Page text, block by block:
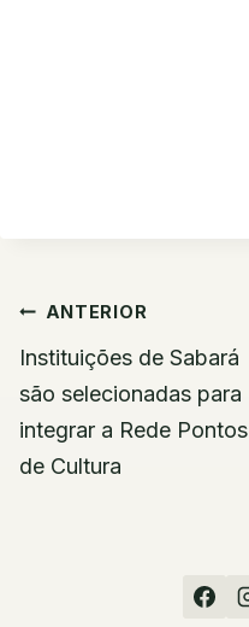
Navegação
de
Post
ANTERIOR
Instituições de Sabará
são selecionadas para
integrar a Rede Pontos
de Cultura